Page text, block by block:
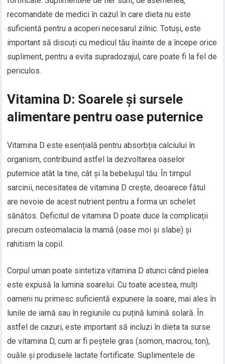
recomandate de medici în cazul în care dieta nu este
suficientă pentru a acoperi necesarul zilnic. Totuși, este
important să discuți cu medicul tău înainte de a începe orice
supliment, pentru a evita supradozajul, care poate fi la fel de
periculos.
Vitamina D: Soarele și sursele
alimentare pentru oase puternice
Vitamina D este esențială pentru absorbția calciului în
organism, contribuind astfel la dezvoltarea oaselor
puternice atât la tine, cât și la bebelușul tău. În timpul
sarcinii, necesitatea de vitamina D crește, deoarece fătul
are nevoie de acest nutrient pentru a forma un schelet
sănătos. Deficitul de vitamina D poate duce la complicații
precum osteomalacia la mamă (oase moi și slabe) și
rahitism la copil.
Corpul uman poate sintetiza vitamina D atunci când pielea
este expusă la lumina soarelui. Cu toate acestea, mulți
oameni nu primesc suficientă expunere la soare, mai ales în
lunile de iarnă sau în regiunile cu puțină lumină solară. În
astfel de cazuri, este important să incluzi în dieta ta surse
de vitamina D, cum ar fi peștele gras (somon, macrou, ton),
ouăle și produsele lactate fortificate. Suplimentele de